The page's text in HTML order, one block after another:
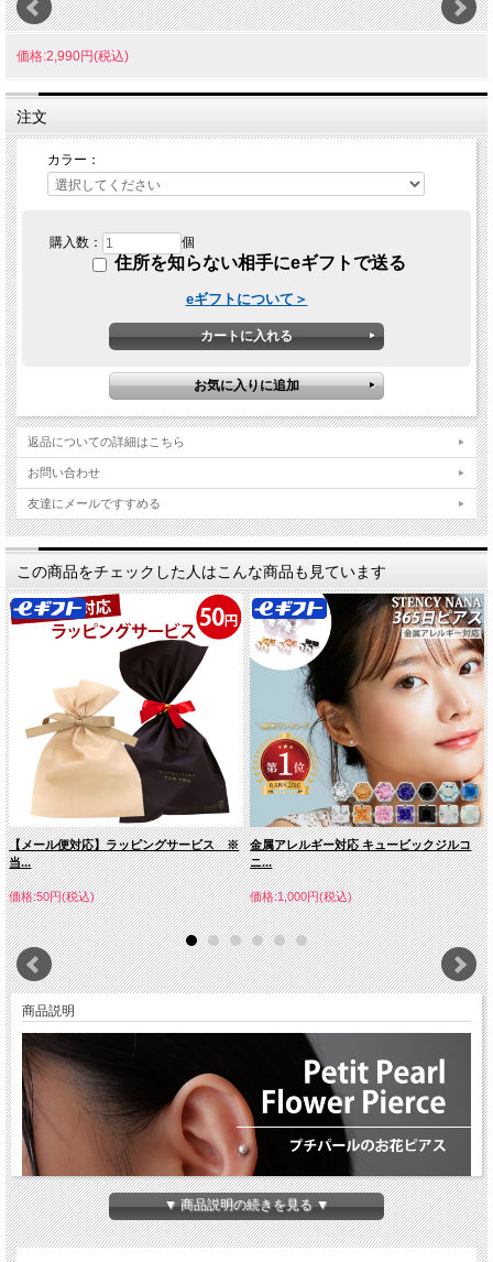
価格:2,990円(税込)
注文
カラー：
購入数： 個
住所を知らない相手にeギフトで送る
eギフトについて＞
返品についての詳細はこちら
お問い合わせ
友達にメールですすめる
この商品をチェックした人はこんな商品も見ています
【メール便対応】ラッピングサービス ※
当...
価格:50円(税込)
金属アレルギー対応 キュービックジルコ
ニ...
価格:1,000円(税込)
商品説明
▼ 商品説明の続きを見る ▼